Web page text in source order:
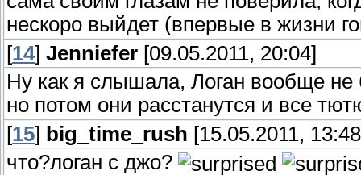
нескоро выйдет (впервые в жизни
[14] Jenniefer [09.05.2011, 20:04]
Ну как я слышала, Логан вообще не
но потом они расстанутся и все
[15] big_time_rush [15.05.2011,
что?логан с джо?